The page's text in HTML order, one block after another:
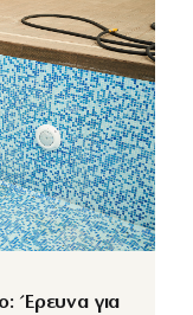
Έρευνα για